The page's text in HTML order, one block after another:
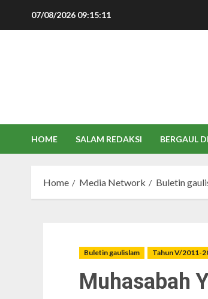
07/08/2026 09:15:12
HOME SALAM REDAKSI BERGAUL
Home Media Network Buletin
Buletin gaulislam Tahun V/2011-
Muhasabah